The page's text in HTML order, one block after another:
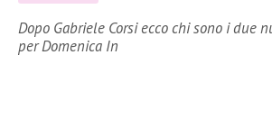
Dopo Gabriele Corsi ecco chi sono i due
per Domenica In